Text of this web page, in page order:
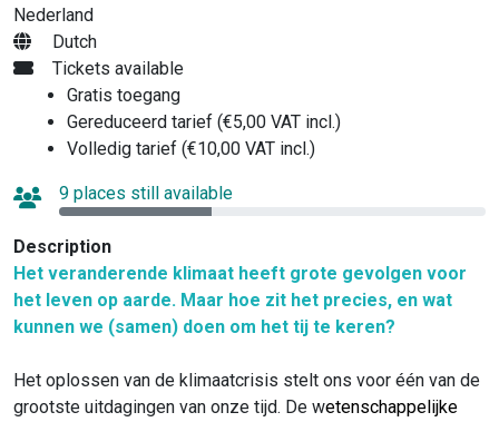
Nederland
Dutch
Tickets available
Gratis toegang
Gereduceerd tarief (€5,00 VAT incl.)
Volledig tarief (€10,00 VAT incl.)
9 places still available
Description
Het veranderende klimaat heeft grote gevolgen voor
het leven op aarde. Maar hoe zit het precies, en wat
kunnen we (samen) doen om het tij te keren?
Het oplossen van de klimaatcrisis stelt ons voor één van de
grootste uitdagingen van onze tijd. De wetenschappelijke